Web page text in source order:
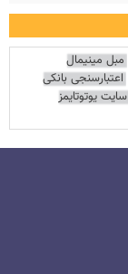
مبل مینیمال
اعتبارسنجی بانکی
سایت یوتوتایمز